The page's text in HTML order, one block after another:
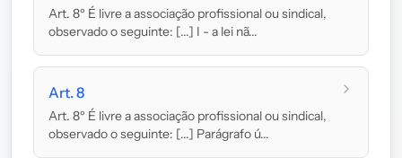
Art. 8º É livre a associação profissional ou sindical,
observado o seguinte: [...] I - a lei nã...
Art. 8
Art. 8º É livre a associação profissional ou sindical,
observado o seguinte: [...] Parágrafo ú...